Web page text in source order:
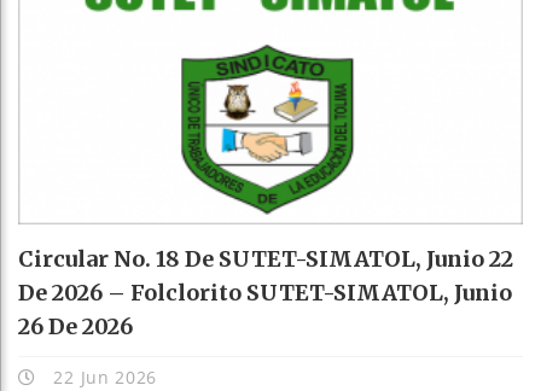
Circular No. 18 De SUTET-SIMATOL, Junio 22
De 2026 – Folclorito SUTET-SIMATOL, Junio
26 De 2026
22 Jun 2026